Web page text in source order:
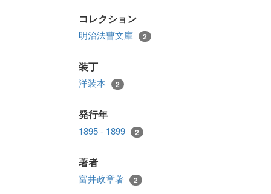
コレクション
明治法曹文庫 2
装丁
洋装本 2
発行年
1895 - 1899 2
著者
富井政章著 2